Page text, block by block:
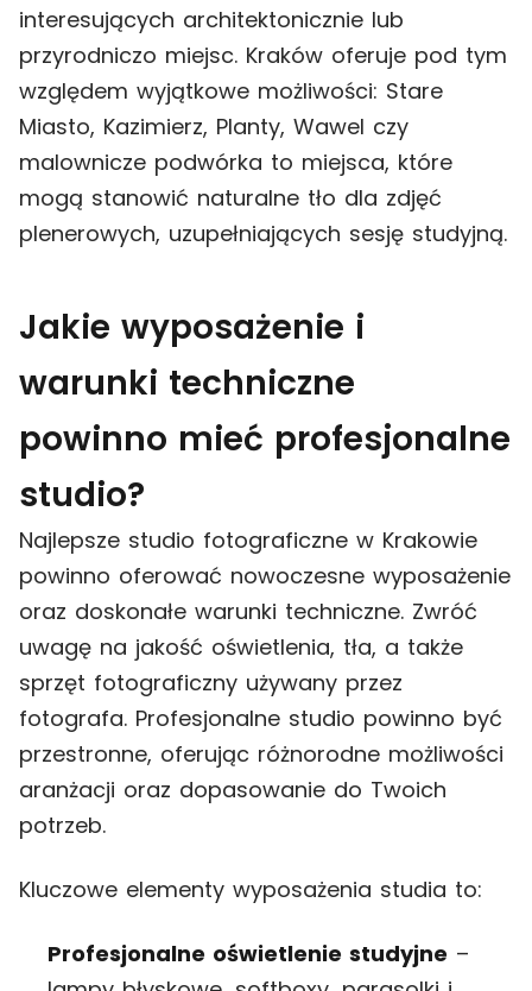
interesujących architektonicznie lub
przyrodniczo miejsc. Kraków oferuje pod tym
względem wyjątkowe możliwości: Stare
Miasto, Kazimierz, Planty, Wawel czy
malownicze podwórka to miejsca, które
mogą stanowić naturalne tło dla zdjęć
plenerowych, uzupełniających sesję studyjną.
Jakie wyposażenie i
warunki techniczne
powinno mieć profesjonalne
studio?
Najlepsze studio fotograficzne w Krakowie
powinno oferować nowoczesne wyposażenie
oraz doskonałe warunki techniczne. Zwróć
uwagę na jakość oświetlenia, tła, a także
sprzęt fotograficzny używany przez
fotografa. Profesjonalne studio powinno być
przestronne, oferując różnorodne możliwości
aranżacji oraz dopasowanie do Twoich
potrzeb.
Kluczowe elementy wyposażenia studia to:
Profesjonalne oświetlenie studyjne –